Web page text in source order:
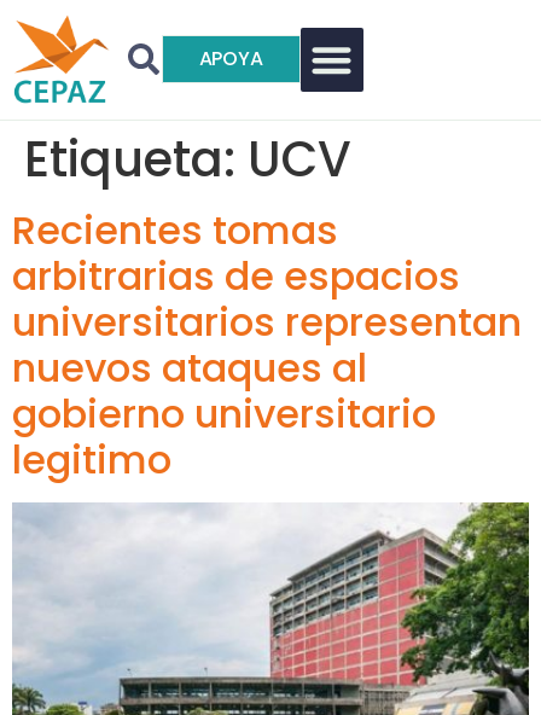
APOYA
Etiqueta: UCV
Recientes tomas
arbitrarias de espacios
universitarios representan
nuevos ataques al
gobierno universitario
legitimo